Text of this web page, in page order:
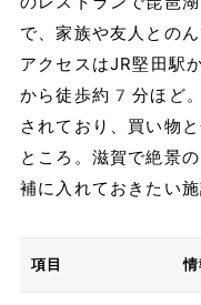
で、家族や友人との
アクセスはJR堅田駅
から徒歩約7分ほど
されており、買い物
ところ。滋賀で絶景
補に入れておきたい施
項目 情